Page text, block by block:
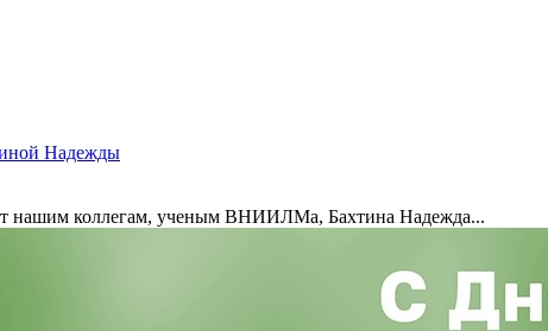
Надежды
нашим коллегам, ученым ВНИИЛМа, Бахтина Надежда...